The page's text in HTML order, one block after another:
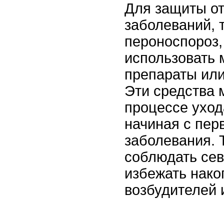
Для защиты
заболеваний,
препараты
Эти средства
процессе
начиная с
заболевания.
соблюдать
избежать